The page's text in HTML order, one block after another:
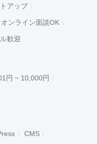
アップ
オンライン面談OK
歓迎
円 ~ 10,000円
CMS